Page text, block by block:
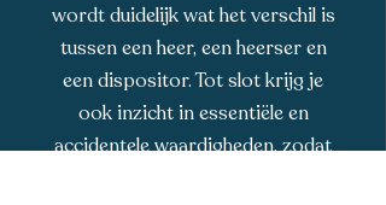
wordt duidelijk wat het verschil is
tussen een heer, een heerser en
een dispositor. Tot slot krijg je
ook inzicht in essentiële en
accidentele waardigheden, zodat